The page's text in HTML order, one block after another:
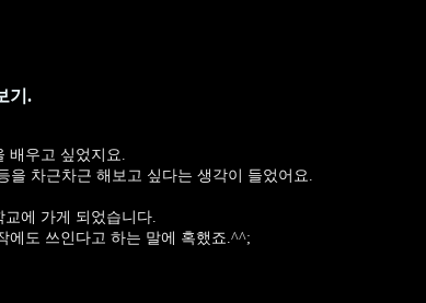
기.
배우고 싶었지요.
을 차근차근 해보고 싶다는 생각이 들었어요.
에 가게 되었습니다.
에도 쓰인다고 하는 말에 혹했죠.^^;